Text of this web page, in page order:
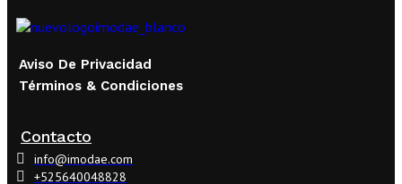
Aviso De Privacidad
Términos & Condiciones
Contacto
info@imodae.com
+525640048828